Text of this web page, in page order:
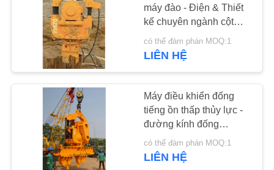
CHÚNG
Bốn trình điều khiển
đống kỳ lạ
máy đào - Điện & Thiết
kế chuyên ngành cột
tấm thép
có thể đàm phán MOQ:1
LIÊN HỆ
Máy điều khiển đống
tiếng ồn thấp thủy lực -
đường kính đống
1200mm & rung động
hiệu quả 1050RPM
có thể đàm phán MOQ:1
LIÊN HỆ